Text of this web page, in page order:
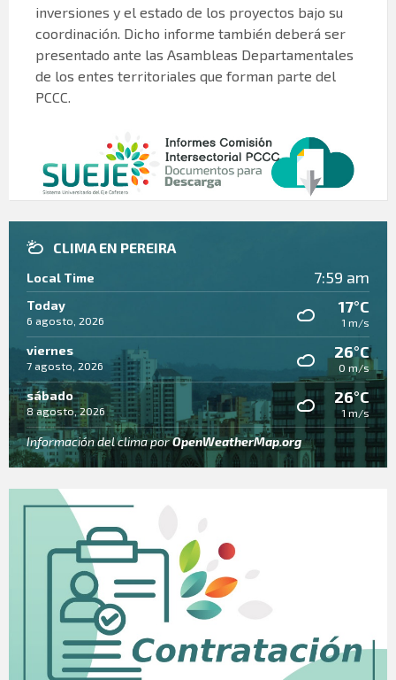
inversiones y el estado de los proyectos bajo su
coordinación. Dicho informe también deberá ser
presentado ante las Asambleas Departamentales
de los entes territoriales que forman parte del
PCCC.
CLIMA EN PEREIRA
Local Time 7:59 am
Today
6 agosto, 2026
17°C
1 m/s
viernes
7 agosto, 2026
26°C
0 m/s
sábado
8 agosto, 2026
26°C
1 m/s
Información del clima porOpenWeatherMap.org